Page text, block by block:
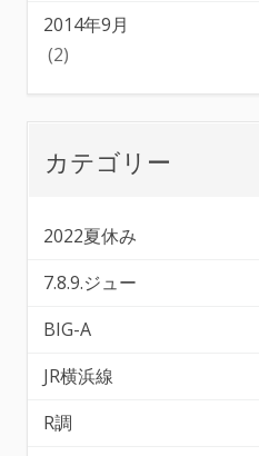
2014年9月
(2)
カテゴリー
2022夏休み
7.8.9.ジュー
BIG-A
JR横浜線
R調